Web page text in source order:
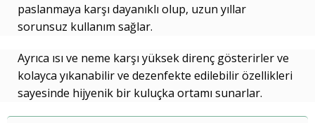
paslanmaya karşı dayanıklı olup, uzun yıllar
sorunsuz kullanım sağlar.
Ayrıca ısı ve neme karşı yüksek direnç gösterirler ve
kolayca yıkanabilir ve dezenfekte edilebilir özellikleri
sayesinde hijyenik bir kuluçka ortamı sunarlar.